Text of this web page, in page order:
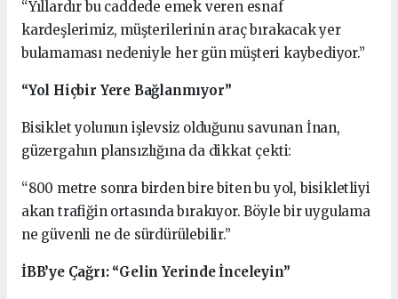
“Yıllardır bu caddede emek veren esnaf
kardeşlerimiz, müşterilerinin araç bırakacak yer
bulamaması nedeniyle her gün müşteri kaybediyor.”
“Yol Hiçbir Yere Bağlanmıyor”
Bisiklet yolunun işlevsiz olduğunu savunan İnan,
güzergahın plansızlığına da dikkat çekti:
“800 metre sonra birden bire biten bu yol, bisikletliyi
akan trafiğin ortasında bırakıyor. Böyle bir uygulama
ne güvenli ne de sürdürülebilir.”
İBB’ye Çağrı: “Gelin Yerinde İnceleyin”